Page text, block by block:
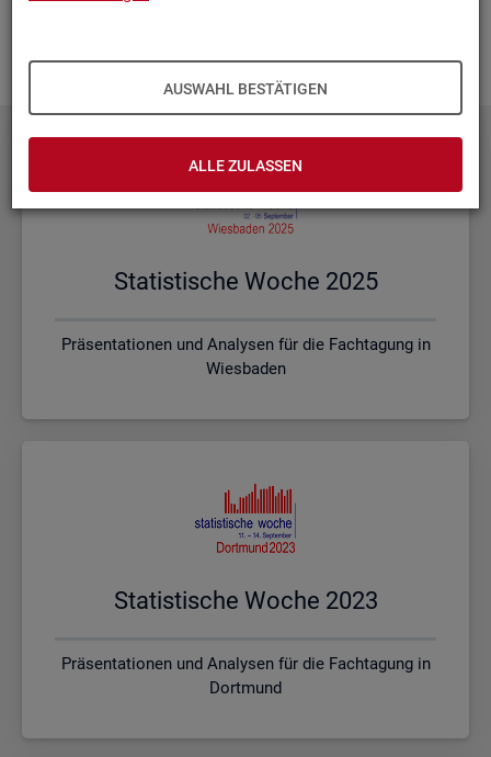
AUSWAHL BESTÄTIGEN
ALLE ZULASSEN
Sta­tis­ti­sche Woche 2025
Präsentationen und Analysen für die Fachtagung in
Wiesbaden
Sta­tis­ti­sche Woche 2023
Präsentationen und Analysen für die Fachtagung in
Dortmund